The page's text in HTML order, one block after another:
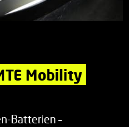
Mobility
Batterien –